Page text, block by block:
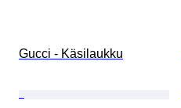
Gucci - Käsilaukku